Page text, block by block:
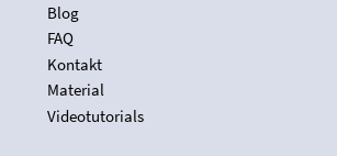
Blog
FAQ
Kontakt
Material
Videotutorials